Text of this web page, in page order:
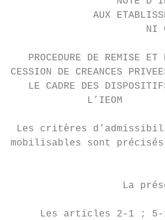
AUX
NI
PROCEDURE DE REMISE ET
CESSION DE CREANCES
LE CADRE DES
             L’IEOM
Les critères
mobilisables sont
La
Les articles 2-1 ;